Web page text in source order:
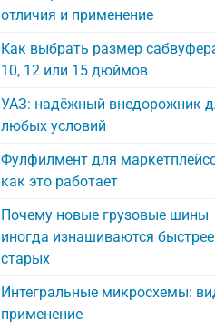
отличия и применение
Как выбрать размер
10, 12 или 15 дюймов
УАЗ: надёжный внедорожник
любых условий
Фулфилмент для
как это работает
Почему новые грузовые шины
иногда изнашиваются быстрее
старых
Интегральные микросхемы:
применение